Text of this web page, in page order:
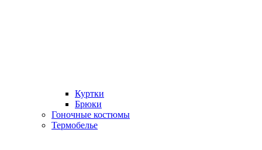
Куртки
Брюки
Гоночные костюмы
Термобелье